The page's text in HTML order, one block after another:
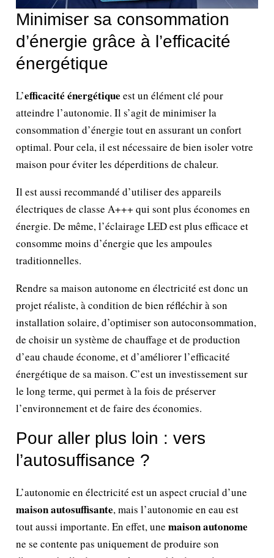
Minimiser sa consommation
d’énergie grâce à l’efficacité
énergétique
L’efficacité énergétique est un élément clé pour
atteindre l’autonomie. Il s’agit de minimiser la
consommation d’énergie tout en assurant un confort
optimal. Pour cela, il est nécessaire de bien isoler votre
maison pour éviter les déperditions de chaleur.
Il est aussi recommandé d’utiliser des appareils
électriques de classe A+++ qui sont plus économes en
énergie. De même, l’éclairage LED est plus efficace et
consomme moins d’énergie que les ampoules
traditionnelles.
Rendre sa maison autonome en électricité est donc un
projet réaliste, à condition de bien réfléchir à son
installation solaire, d’optimiser son autoconsommation,
de choisir un système de chauffage et de production
d’eau chaude économe, et d’améliorer l’efficacité
énergétique de sa maison. C’est un investissement sur
le long terme, qui permet à la fois de préserver
l’environnement et de faire des économies.
Pour aller plus loin : vers
l’autosuffisance ?
L’autonomie en électricité est un aspect crucial d’une
maison autosuffisante, mais l’autonomie en eau est
tout aussi importante. En effet, unemaison autonome
ne se contente pas uniquement de produire son